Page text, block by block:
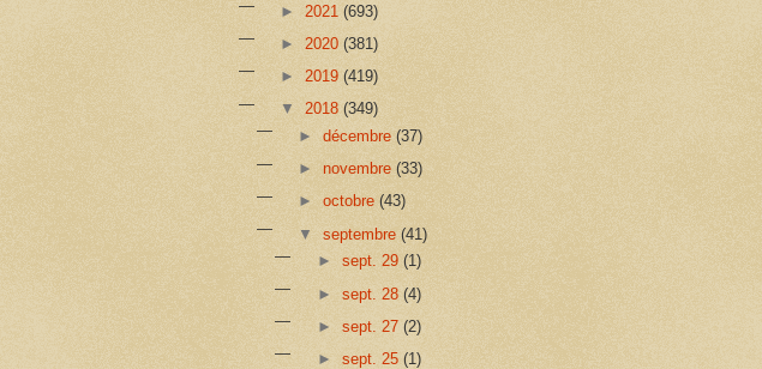
► 2021 (693)
► 2020 (381)
► 2019 (419)
▼ 2018 (349)
►décembre(37)
► novembre(33)
►octobre(43)
▼septembre(41)
► sept. 29 (1)
► sept. 28 (4)
► sept. 27 (2)
► sept. 25 (1)